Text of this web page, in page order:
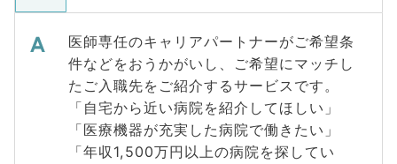
医師専任のキャリアパートナーがご希望条
件などをおうかがいし、ご希望にマッチし
たご入職先をご紹介するサービスです。
「自宅から近い病院を紹介してほしい」
「医療機器が充実した病院で働きたい」
「年収1,500万円以上の病院を探してい